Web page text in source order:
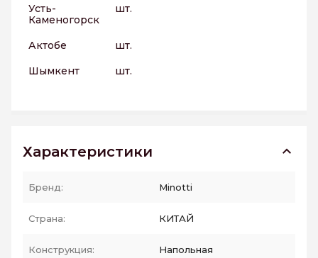
Усть-
Каменогорск
шт.
Актобе
шт.
Шымкент
шт.
Характеристики
Бренд: Minotti
Страна: КИТАЙ
Конструкция: Напольная